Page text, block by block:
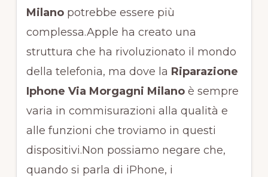
Milanopotrebbe essere più
complessa.Apple ha creato una
struttura che ha rivoluzionato il mondo
della telefonia, ma dove la Riparazione
Iphone Via Morgagni Milanoè sempre
varia in commisurazioni alla qualità e
alle funzioni che troviamo in questi
dispositivi.Non possiamo negare che,
quando si parla di iPhone, i